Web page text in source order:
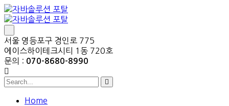
서울 영등포구 경인로 775
에이스하이테크시티 1동 720호
문의 : 070-8680-8990
Home